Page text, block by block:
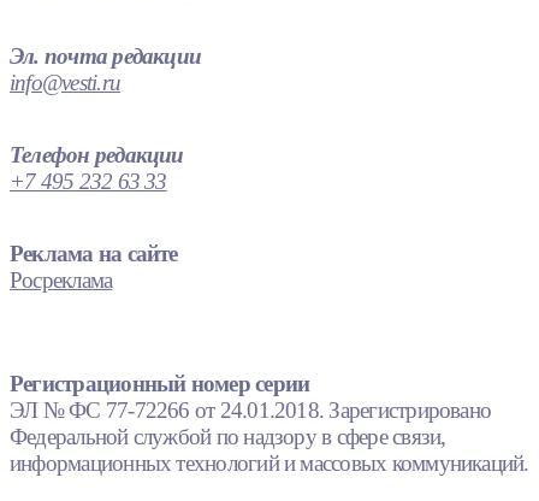
Эл. почта редакции
info@vesti.ru
Телефон редакции
+7 495 232 63 33
Реклама на сайте
Росреклама
Регистрационный номер серии
ЭЛ № ФС 77-72266 от 24.01.2018. Зарегистрировано
Федеральной службой по надзору в сфере связи,
информационных технологий и массовых коммуникаций.